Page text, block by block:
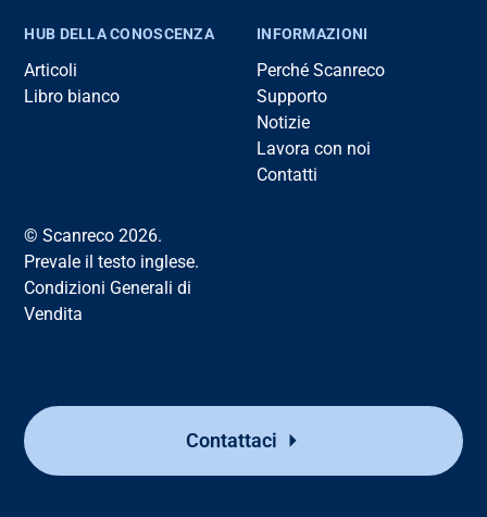
Contattaci
HUB DELLA CONOSCENZA
Articoli
Libro bianco
INFORMAZIONI
Perché Scanreco
Supporto
Notizie
Lavora con noi
Contatti
© Scanreco 2026.
Prevale il testo inglese.
Condizioni Generali di
Vendita